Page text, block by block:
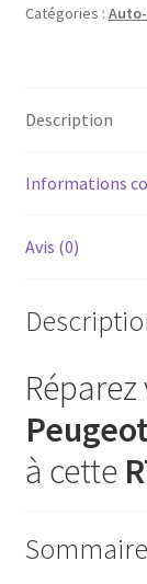
:
avec
à
8
CV...
sept.
1968
à
juin
1975..
Catégories :
Description
Informations
Avis (0)
à cette
Sommaire